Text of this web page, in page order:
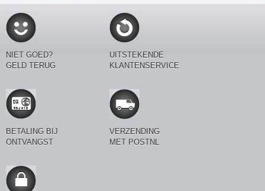
NIET GOED?
GELD TERUG
UITSTEKENDE
KLANTENSERVICE
BETALING BIJ
ONTVANGST
VERZENDING
MET POSTNL